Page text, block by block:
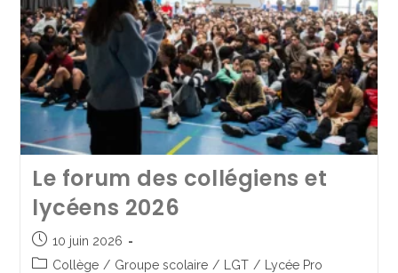
Le forum des collégiens et
lycéens 2026
10 juin 2026
Collège / Groupe scolaire / LGT / Lycée Pro
CONTRE TOUTE ATTENTE… le
spectacle musical des 6A !
27 juin 2025
Collège
Spectacles de fin d'année
Continuer La Lecture